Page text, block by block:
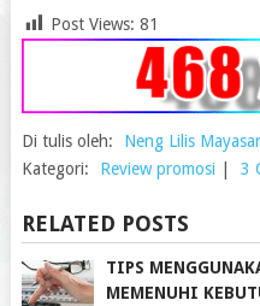
Post Views: 81
Di tulis oleh: Neng Lilis
Kategori:
Review promosi 3
RELATED POSTS
TIPS
MEMENUHI